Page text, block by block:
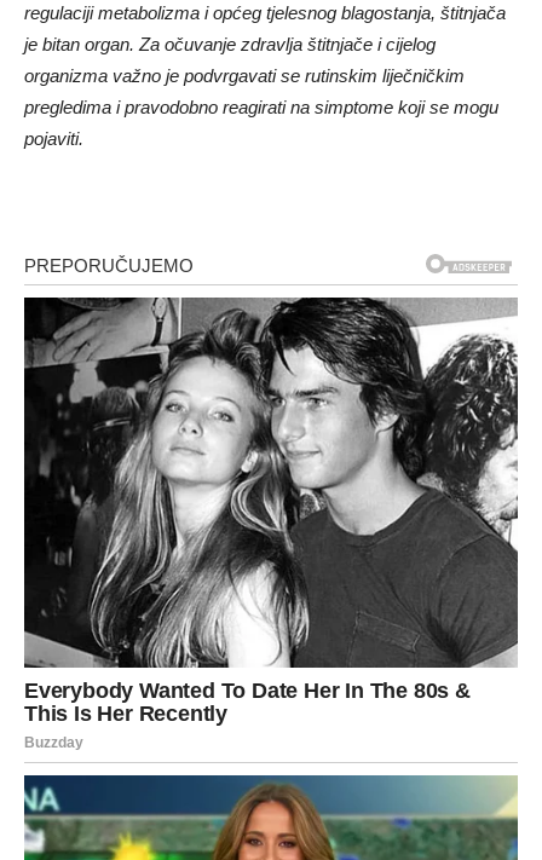
regulaciji metabolizma i općeg tjelesnog blagostanja, štitnjača
je bitan organ. Za očuvanje zdravlja štitnjače i cijelog
organizma važno je podvrgavati se rutinskim liječničkim
pregledima i pravodobno reagirati na simptome koji se mogu
pojaviti.